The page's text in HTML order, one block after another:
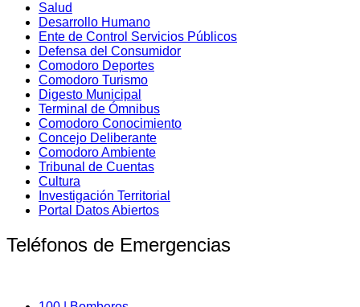
Salud
Desarrollo Humano
Ente de Control Servicios Públicos
Defensa del Consumidor
Comodoro Deportes
Comodoro Turismo
Digesto Municipal
Terminal de Ómnibus
Comodoro Conocimiento
Concejo Deliberante
Comodoro Ambiente
Tribunal de Cuentas
Cultura
Investigación Territorial
Portal Datos Abiertos
Teléfonos de Emergencias